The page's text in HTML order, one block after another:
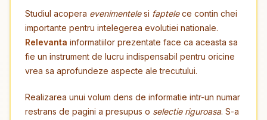
Studiul acopera evenimentelesi faptelece contin chei
importante pentru intelegerea evolutiei nationale.
Relevanta informatiilor prezentate face ca aceasta sa
fie un instrument de lucru indispensabil pentru oricine
vrea sa aprofundeze aspecte ale trecutului.
Realizarea unui volum dens de informatie intr-un numar
restrans de pagini a presupus o selectie riguroasa. S-a